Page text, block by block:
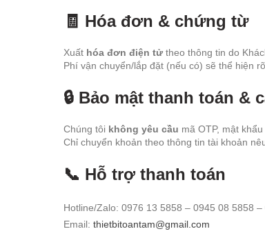
🧾 Hóa đơn & chứng từ
Xuất hóa đơn điện tử theo thông tin do
Phí vận chuyển/lắp đặt (nếu có) sẽ thể hiện
🔒 Bảo mật thanh toán &
Chúng tôi không yêu cầu mã OTP, mật
Chỉ chuyển khoản theo thông tin tài khoản
📞 Hỗ trợ thanh toán
Hotline/Zalo: 0976 13 5858 – 0945 08 5858
Email: thietbitoantam@gmail.com